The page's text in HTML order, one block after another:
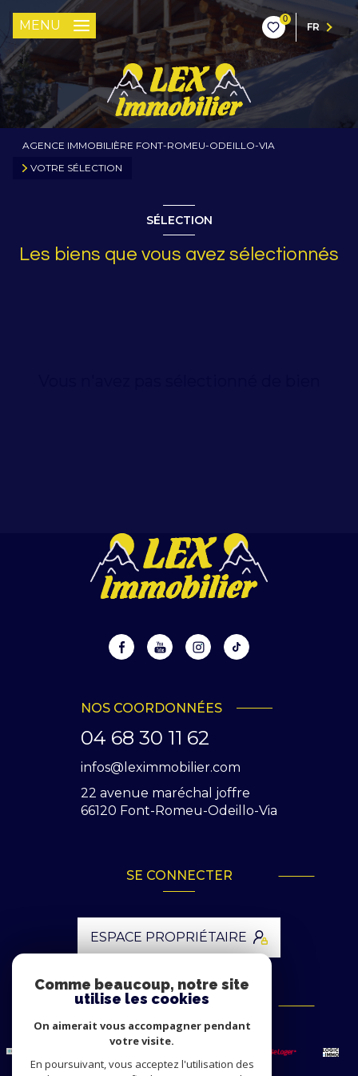
0
FR
MENU
AGENCE IMMOBILIÈRE FONT-ROMEU-ODEILLO-VIA
VOTRE SÉLECTION
SÉLECTION
Les biens que vous avez sélectionnés
NOS COORDONNÉES
04 68 30 11 62
infos@leximmobilier.com
22 avenue maréchal joffre
66120 Font-Romeu-Odeillo-Via
SE CONNECTER
ESPACE PROPRIÉTAIRE
ADHÉRENTS
Comme beaucoup, notre site
utilise les cookies
On aimerait vous accompagner pendant
votre visite.
En poursuivant, vous acceptez l'utilisation des